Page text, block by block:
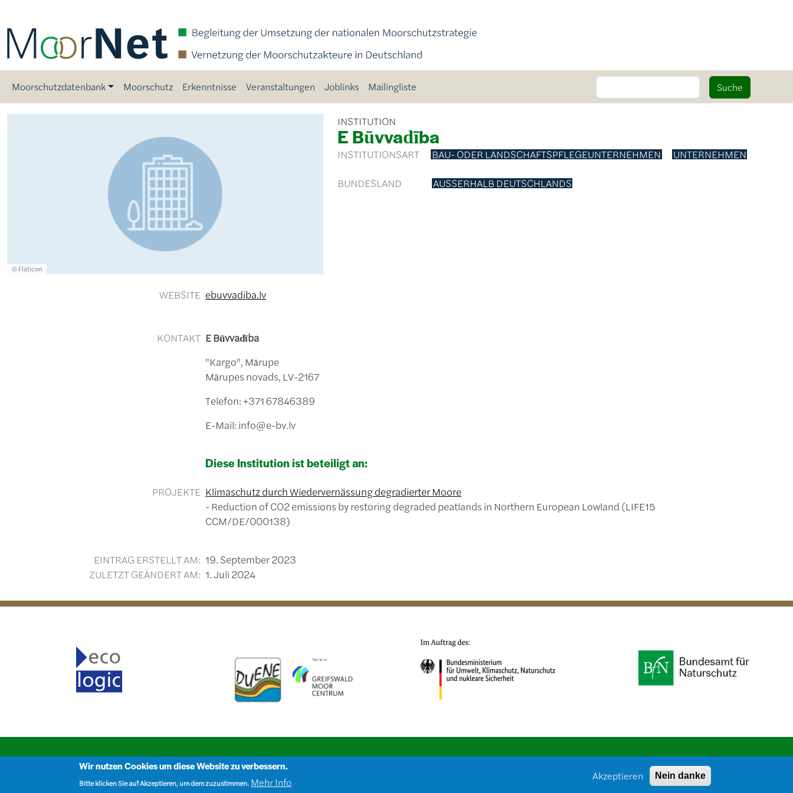
Main navigation
Moorschutzdatenbank Moorschutz Erkenntnisse Veranstaltungen Joblinks Mailingliste Suche Suche
Lizenzinformationen einschließlich Urheberrecht
© Flaticon
INSTITUTION
E Būvvadība
INSTITUTIONSART BAU- ODER LANDSCHAFTSPFLEGEUNTERNEHMEN UNTERNEHMEN
BUNDESLAND AUSSERHALB DEUTSCHLANDS
WEBSITE ebuvvadiba.lv
KONTAKT E Būvvadība
"Kargo", Mārupe
Mārupes novads, LV-2167
Telefon: +371 67846389
E-Mail: info@e-bv.lv
Diese Institution ist beteiligt an:
PROJEKTE Klimaschutz durch Wiedervernässung degradierter Moore
Reduction of CO2 emissions by restoring degraded peatlands in Northern European Lowland (LIFE15
CCM/DE/000138)
EINTRAG ERSTELLT AM: 19. September 2023
ZULETZT GEÄNDERT AM: 1. Juli 2024
Mailingliste FUSSZEILE 2
über MoorNet News
Wir nutzen Cookies um diese Website zu verbessern.
Bitte klicken Sie auf Akzeptieren, um dem zuzustimmen. Mehr Info Akzeptieren Nein danke